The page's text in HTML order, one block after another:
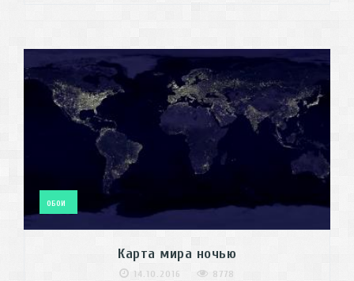
ОБОИ
Карта мира ночью
14.10.2016 8778